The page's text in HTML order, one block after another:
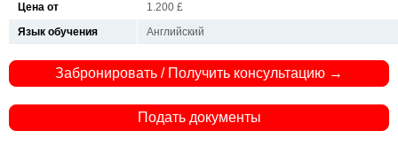
Цена от
1.200 £
Язык обучения
Английский
Забронировать / Получить консультацию →
Подать документы